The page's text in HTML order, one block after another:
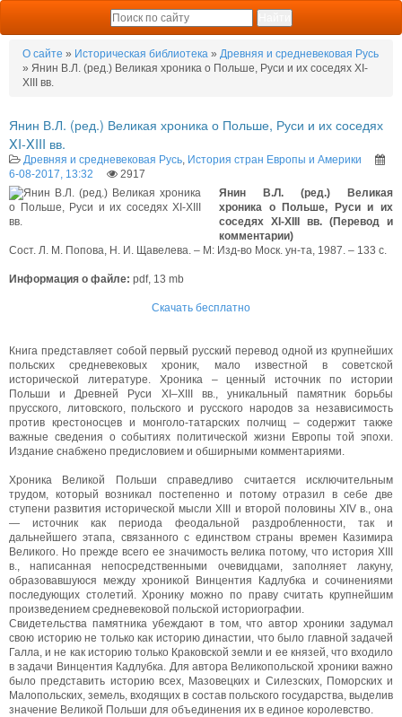
О сайте » Историческая библиотека » Древняя и средневековая Русь
» Янин В.Л. (ред.) Великая хроника о Польше, Руси и их соседях XI-
XIII вв.
Янин В.Л. (ред.) Великая хроника о Польше, Руси и их соседях
XI-XIII вв.
Древняя и средневековая Русь История стран Европы и Америки
6-08-2017, 13:32
2917
Янин В.Л. (ред.) Великая
хроника о Польше, Руси и их
соседях XI-XIII вв. (Перевод и
комментарии)
Сост. Л. М. Попова, Н. И. Щавелева. – М: Изд-во Моск. ун-та, 1987. – 133 с.
Информация о файле: pdf, 13 mb
Скачать бесплатно
Книга представляет собой первый русский перевод одной из крупнейших
польских средневековых хроник, мало известной в советской
исторической литературе. Хроника – ценный источник по истории
Польши и Древней Руси XI–XIII вв., уникальный памятник борьбы
прусского, литовского, польского и русского народов за независимость
против крестоносцев и монголо-татарских полчищ – содержит также
важные сведения о событиях политической жизни Европы той эпохи.
Издание снабжено предисловием и обширными комментариями.
Хроника Великой Польши справедливо считается исключительным
трудом, который возникал постепенно и потому отразил в себе две
ступени развития исторической мысли XIII и второй половины XIV в., она
— источник как периода феодальной раздробленности, так и
дальнейшего этапа, связанного с единством страны времен Казимира
Великого. Но прежде всего ее значимость велика потому, что история XIII
в., написанная непосредственными очевидцами, заполняет лакуну,
образовавшуюся между хроникой Винцентия Кадлубка и сочинениями
последующих столетий. Хронику можно по праву считать крупнейшим
произведением средневековой польской историографии.
Свидетельства памятника убеждают в том, что автор хроники задумал
свою историю не только как историю династии, что было главной задачей
Галла, и не как историю только Краковской земли и ее князей, что входило
в задачи Винцентия Кадлубка. Для автора Великопольской хроники важно
было представить историю всех, Мазовецких и Силезских, Поморских и
Малопольских, земель, входящих в состав польского государства, выделив
значение Великой Польши для объединения их в единое королевство.